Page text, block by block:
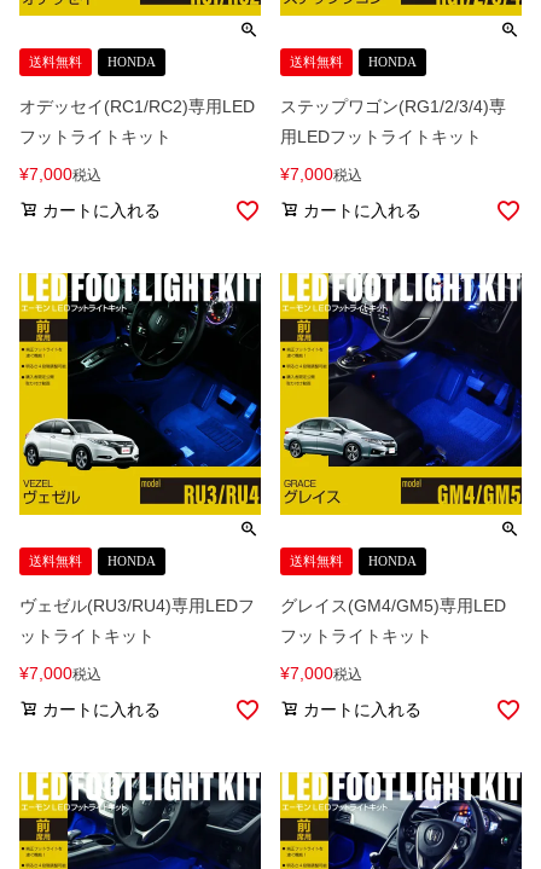
送料無料 HONDA
オデッセイ(RC1/RC2)専用LED
フットライトキット
¥7,000税込
カートに入れる
送料無料 HONDA
ステップワゴン(RG1/2/3/4)専
用LEDフットライトキット
¥7,000税込
カートに入れる
送料無料 HONDA
ヴェゼル(RU3/RU4)専用LEDフ
ットライトキット
¥7,000税込
カートに入れる
送料無料 HONDA
グレイス(GM4/GM5)専用LED
フットライトキット
¥7,000税込
カートに入れる